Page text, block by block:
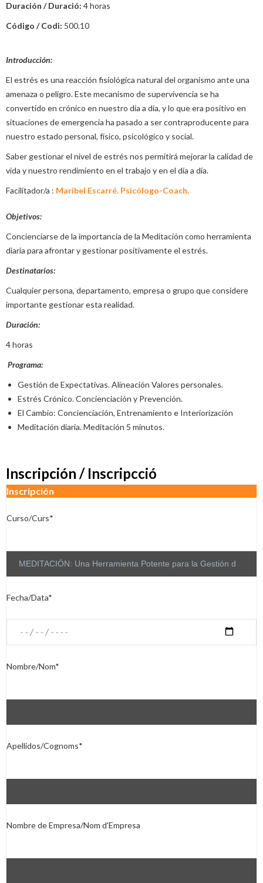
Duración / Duració: 4 horas
Código / Codi: 500.10
Introducción:
El estrés es una reacción fisiológica natural del organismo ante una
amenaza o peligro. Este mecanismo de supervivencia se ha
convertido en crónico en nuestro día a día, y lo que era positivo en
situaciones de emergencia ha pasado a ser contraproducente para
nuestro estado personal, físico, psicológico y social.
Saber gestionar el nivel de estrés nos permitirá mejorar la calidad de
vida y nuestro rendimiento en el trabajo y en el día a día.
Facilitador/a : Maribel Escarré. Psicólogo-Coach.
Objetivos:
Concienciarse de la importancia de la Meditación como herramienta
diaria para afrontar y gestionar positivamente el estrés.
Destinatarios:
Cualquier persona, departamento, empresa o grupo que considere
importante gestionar esta realidad.
Duración:
4 horas
Programa:
Gestión de Expectativas. Alineación Valores personales.
Estrés Crónico. Concienciación y Prevención.
El Cambio: Concienciación, Entrenamiento e Interiorización
Meditación diaria. Meditación 5 minutos.
Inscripción / Inscripcció
Inscripción
Curso/Curs*
Fecha/Data*
Nombre/Nom*
Apellidos/Cognoms*
Nombre de Empresa/Nom d'Empresa